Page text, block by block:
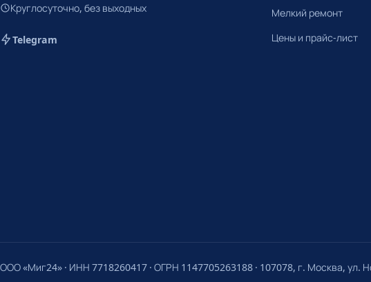
Круглосуточно, без выходных
Telegram
Мелкий ремонт
Цены и прайс-лист
ООО «Миг24» · ИНН 7718260417 · ОГРН 1147705263188 · 107078, г. Москва, ул.